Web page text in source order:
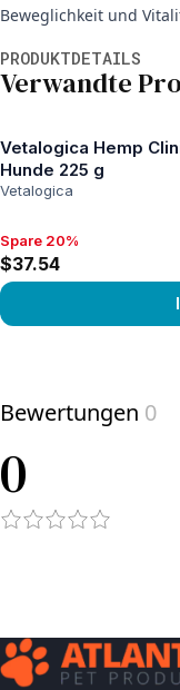
Beweglichkeit und
PRODUKTDETAILS
Verwandte
Vetalogica Hemp
Hunde 225 g
Vetalogica
Spare 20%, $37.54
Spare 20%
$37.54
Bewertungen 0
0